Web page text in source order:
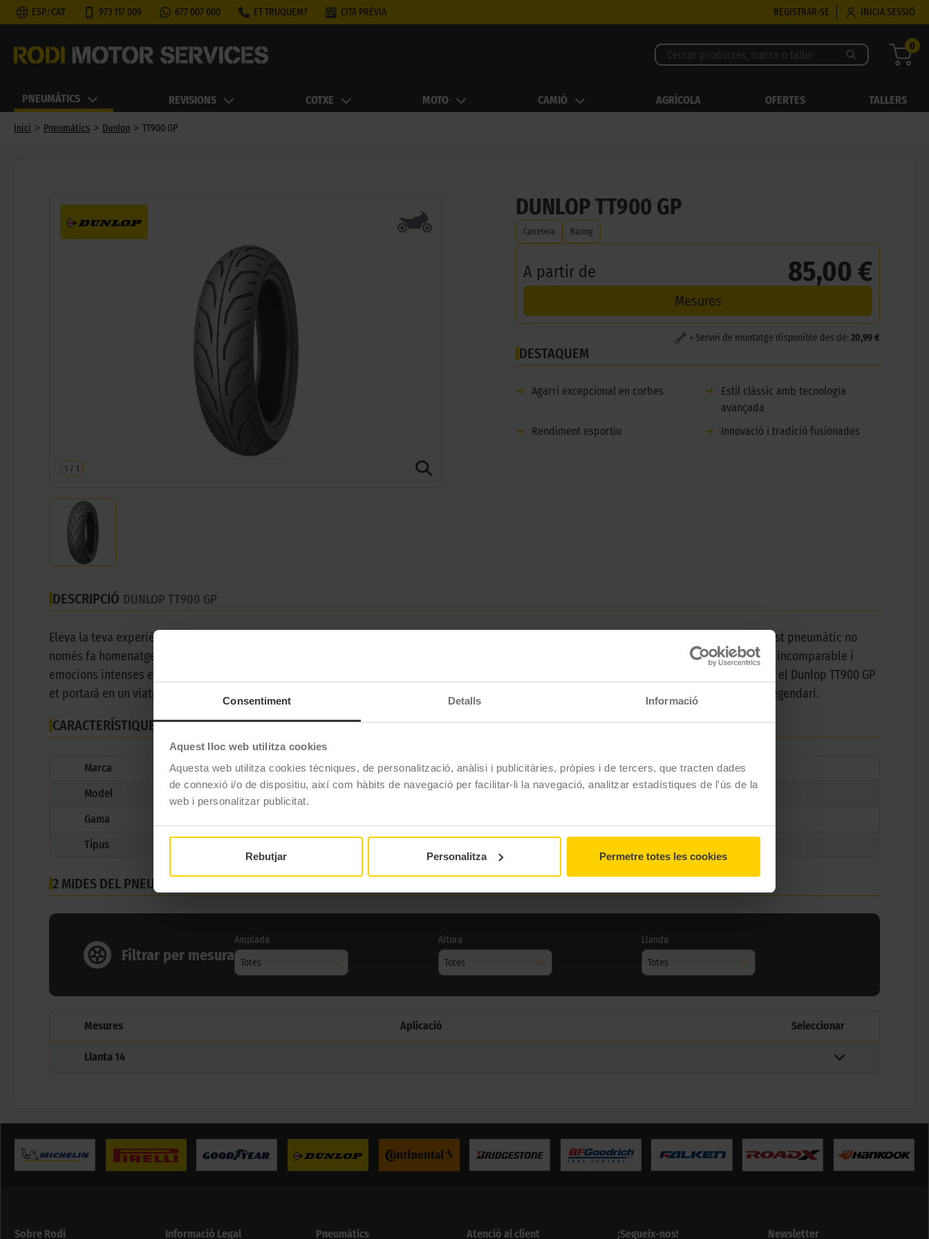
Consentiment Detalls Informació
Aquest lloc web utilitza cookies
Aquesta web utilitza cookies tècniques, de personalització, anàlisi i publicitàries, pròpies i de tercers, que tracten dades
de connexió i/o de dispositiu, així com hàbits de navegació per facilitar-li la navegació, analitzar estadístiques de l'ús de la
web i personalitzar publicitat.
Rebutjar Personalitza Permetre totes les cookies
ESP/CAT 973 117 009 677 007 000 ET TRUQUEM? CITA PRÈVIA REGISTRAR-SE INICIA SESSIÓ
0
PNEUMÀTICS REVISIONS COTXE MOTO CAMIÓ AGRÍCOLA OFERTES TALLERS
Inici > Pneumàtics > Dunlop > TT900 GP
1 / 1
DUNLOP TT900 GP
Carretera Racing
A partir de 85,00 €
Mesures
+ Servei de muntatge disponible des de: 20,99 €
DESTAQUEM
➜ Agarri excepcional en corbes ➜
Estil clàssic amb tecnologia
avançada
➜
Rendiment esportiu ➜ Innovació i tradició fusionades
DESCRIPCIÓ DUNLOP TT900 GP
Eleva la teva experiència de conducció amb l'increïble pneumàtic Dunlop TT900 GP. Dissenyat per a motos de cilindrada petita a mitjana, aquest pneumàtic no
només fa homenatge a l'elegància dels vehicles clàssics, sinó que també incorpora la innovació moderna en el seu ADN. Experimenta un agarri incomparable i
emocions intenses en cada corba gràcies a la seva banda de rodament optimitzada. Tant si recorres la ciutat com les carreteres panoràmiques, el Dunlop TT900 GP
et portarà en un viatge on la tradició i la tecnologia es fusionen en perfecta harmonia. Sent la carretera com mai i fes que cada trajecte sigui llegendari.
CARACTERÍSTIQUES TÈCNIQUES
Marca
Dunlop
Model
Gama
Tipus
2 MIDES DEL PNEUMÀTIC
Filtrar per mesura
Amplada
Totes
Altura
Totes
Llanda
Totes
Mesures Aplicació Seleccionar
Llanta 14
Sobre Rodi Informació Legal Pneumàtics Atenció al client ¡Segueix-nos! Newsletter